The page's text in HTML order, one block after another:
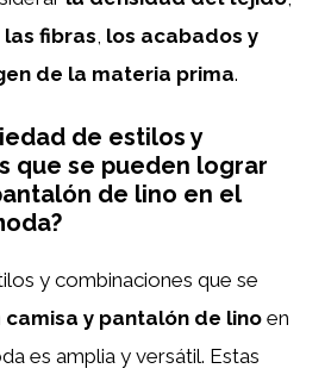
fibras los acabados y
de la materia prima.
de estilos y
que se pueden lograr
de lino en el
y combinaciones que se
camisa y pantalón de lino en
es amplia y versátil. Estas